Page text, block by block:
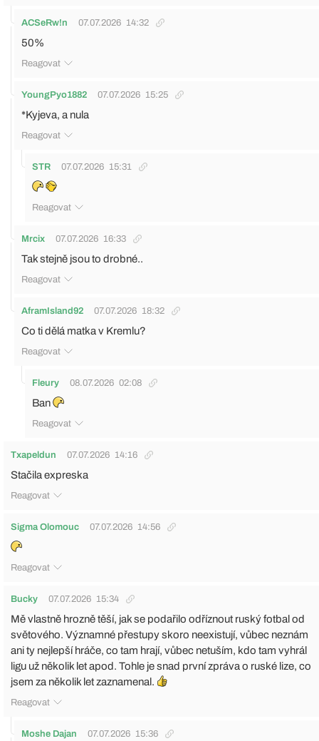
ACSeRw!n 07.07.2026 14:32
50%
Reagovat
YoungPyo1882 07.07.2026 15:25
*Kyjeva, a nula
Reagovat
STR 07.07.2026 15:31
Reagovat
Mrcix 07.07.2026 16:33
Tak stejně jsou to drobné..
Reagovat
AframIsland92 07.07.2026 18:32
Co ti dělá matka v Kremlu?
Reagovat
Fleury 08.07.2026 02:08
Ban
Reagovat
Txapeldun 07.07.2026 14:16
Stačila expreska
Reagovat
Sigma Olomouc 07.07.2026 14:56
Reagovat
Bucky 07.07.2026 15:34
Mě vlastně hrozně těší, jak se podařilo odříznout ruský fotbal od
světového. Významné přestupy skoro neexistují, vůbec neznám
ani ty nejlepší hráče, co tam hrají, vůbec netuším, kdo tam vyhrál
ligu už několik let apod. Tohle je snad první zpráva o ruské lize, co
jsem za několik let zaznamenal.
Reagovat
Moshe Dajan 07.07.2026 15:36